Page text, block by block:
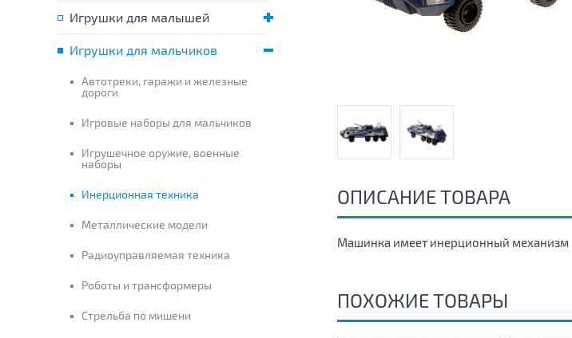
Игрушки для малышей
Игрушки для мальчиков
Автотреки, гаражи и железные
дороги
Игровые наборы для мальчиков
Игрушечное оружие, военные
наборы
Инерционная техника
Металлические модели
Радиоуправляемая техника
Роботы и трансформеры
Стрельба по мишени
ОПИСАНИЕ ТОВАРА
Машинка имеет инерционный механизм
ПОХОЖИЕ ТОВАРЫ